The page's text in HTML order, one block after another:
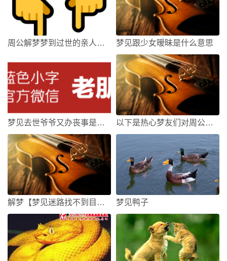
周公解梦梦到过世的亲人暗示着什么？ 梦见跟少女暧昧是什么意思
梦见去世爷爷又办丧事是什么意思有什么预兆 原版周公解梦 以下是热心梦友们对周公解梦 梦见自己杀人了的解答
解梦【梦见迷路找不到目的地】 梦见鸭子